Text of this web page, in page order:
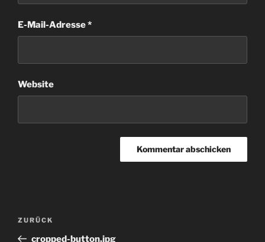
E-Mail-Adresse*
Website
Beitragsnavigation
Vorheriger
Beitrag
ZURÜCK
cropped-button.jpg